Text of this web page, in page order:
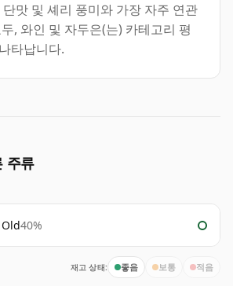
맛 및 셰리 풍미와 가장 자주 연관
, 와인 및 자두은(는) 카테고리 평
타납니다.
주류
40%
재고 상태: 좋음 보통 적음